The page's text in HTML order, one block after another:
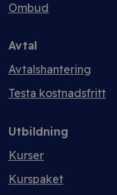
Ombud
Avtal
Avtalshantering
Testa kostnadsfritt
Utbildning
Kurser
Kurspaket